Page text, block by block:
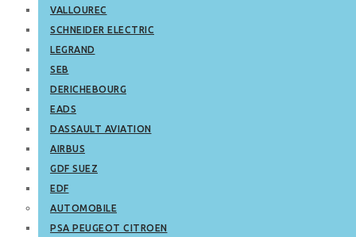
VALLOUREC
SCHNEIDER ELECTRIC
LEGRAND
SEB
DERICHEBOURG
EADS
DASSAULT AVIATION
AIRBUS
GDF SUEZ
EDF
AUTOMOBILE
PSA PEUGEOT CITROEN